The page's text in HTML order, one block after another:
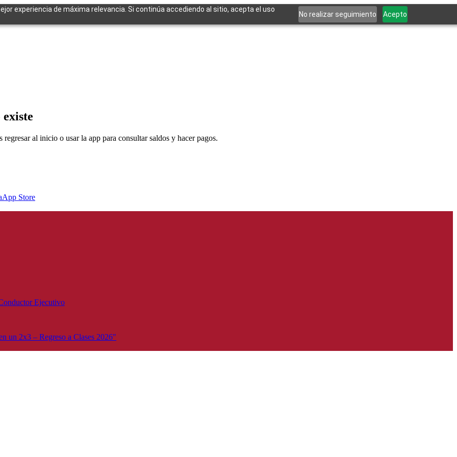
experiencia de máxima relevancia. Si continúa accediendo al sitio, acepta el uso
No realizar seguimiento Acepto
al inicio o usar la app para consultar saldos y hacer pagos.
App Store
Ejecutivo
un 2x3 – Regreso a Clases 2026"